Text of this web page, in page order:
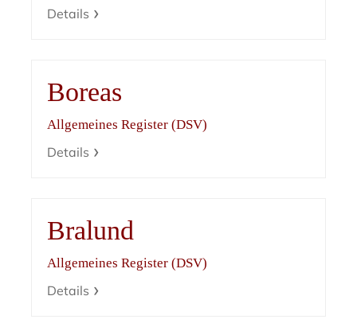
Details
Boreas
Allgemeines Register (DSV)
Details
Bralund
Allgemeines Register (DSV)
Details